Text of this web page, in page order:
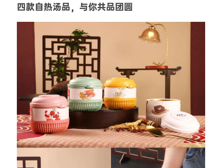
四款自热汤品，与你共品团圆